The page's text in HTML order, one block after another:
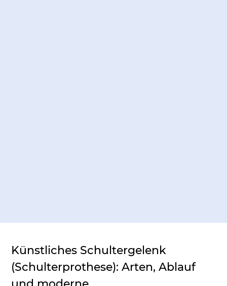
Künstliches Schultergelenk
(Schulterprothese): Arten, Ablauf